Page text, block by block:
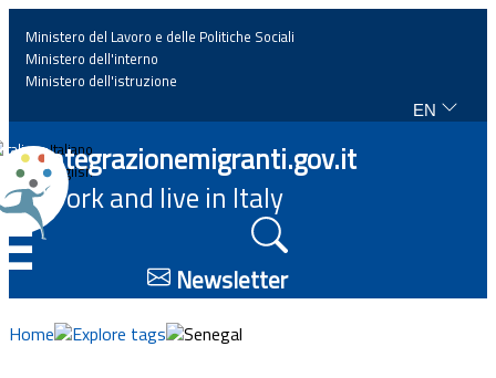
Home
News
Highlights
Events
Ministero del Lavoro e delle Politiche Sociali
Ministero dell'interno
Ministero dell'istruzione
EN
Italiano
English
Integrazionemigranti.gov.it
Work and live in Italy
Newsletter
Home Explore tags Senegal